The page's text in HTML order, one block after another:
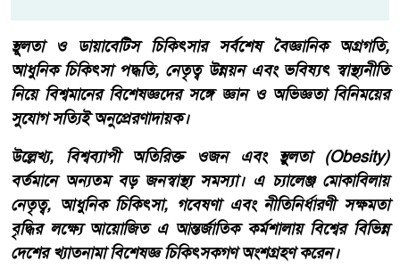
স্থূলতা ও ডায়াবেটিস চিকিৎসার সর্বশেষ বৈজ্ঞানিক অগ্রগতি,
আধুনিক চিকিৎসা পদ্ধতি, নেতৃত্ব উন্নয়ন এবং ভবিষ্যৎ স্বাস্থ্যনীতি
নিয়ে বিশ্বমানের বিশেষজ্ঞদের সঙ্গে জ্ঞান ও অভিজ্ঞতা বিনিময়ের
সুযোগ সত্যিই অনুপ্রেরণাদায়ক।
উল্লেখ্য, বিশ্বব্যাপী অতিরিক্ত ওজন এবং স্থুলতা (Obesity)
বর্তমানে অন্যতম বড় জনস্বাস্থ্য সমস্যা। এ চ্যালেঞ্জ মোকাবিলায়
নেতৃত্ব, আধুনিক চিকিৎসা, গবেষণা এবং নীতিনির্ধারণী সক্ষমতা
বৃদ্ধির লক্ষ্যে আয়োজিত এ আন্তর্জাতিক কর্মশালায় বিশ্বের বিভিন্ন
দেশের খ্যাতনামা বিশেষজ্ঞ চিকিৎসকগণ অংশগ্রহণ করেন।